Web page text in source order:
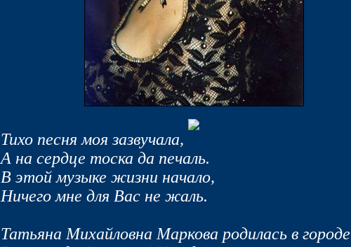
Тихо песня моя зазвучала,
А на сердце тоска да печаль.
В этой музыке жизни начало,
Ничего мне для Вас не жаль.
Татьяна Михайловна Маркова родилась в городе